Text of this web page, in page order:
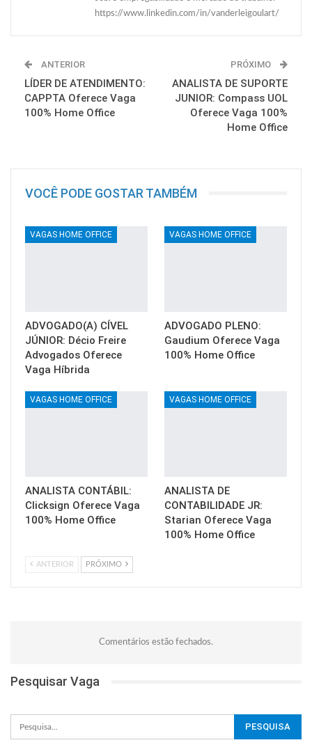
https://www.linkedin.com/in/vanderleigoulart/
ANTERIOR
LÍDER DE ATENDIMENTO:
CAPPTA Oferece Vaga
100% Home Office
PRÓXIMO
ANALISTA DE SUPORTE
JUNIOR: Compass UOL
Oferece Vaga 100%
Home Office
VOCÊ PODE GOSTAR TAMBÉM
VAGAS HOME OFFICE
ADVOGADO(A) CÍVEL
JÚNIOR: Décio Freire
Advogados Oferece
Vaga Híbrida
VAGAS HOME OFFICE
ADVOGADO PLENO:
Gaudium Oferece Vaga
100% Home Office
VAGAS HOME OFFICE
ANALISTA CONTÁBIL:
Clicksign Oferece Vaga
100% Home Office
VAGAS HOME OFFICE
ANALISTA DE
CONTABILIDADE JR:
Starian Oferece Vaga
100% Home Office
ANTERIOR PRÓXIMO
Comentários estão fechados.
Pesquisar Vaga